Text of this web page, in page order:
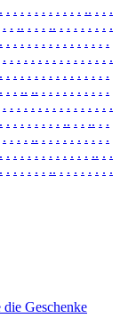
. . . . . . . . . . . . .. . . .
. . .. . . . .. . . . . . . . .
. . . . . . . . . . . . . . . .
. . . . . . . . . . . . . . . .
. . . . . . . . . . . . . . . .
. . . .. .. . . . . . . . . . .
. . . . . . . . . . . . . . . .
. . . . . . . . . .. . . .. . .
. . . . .. . . . . . . . . . .
. . . . . . . . . . . . . .. . .
. . . . . . . .. . . . . . . . .
Geschenke